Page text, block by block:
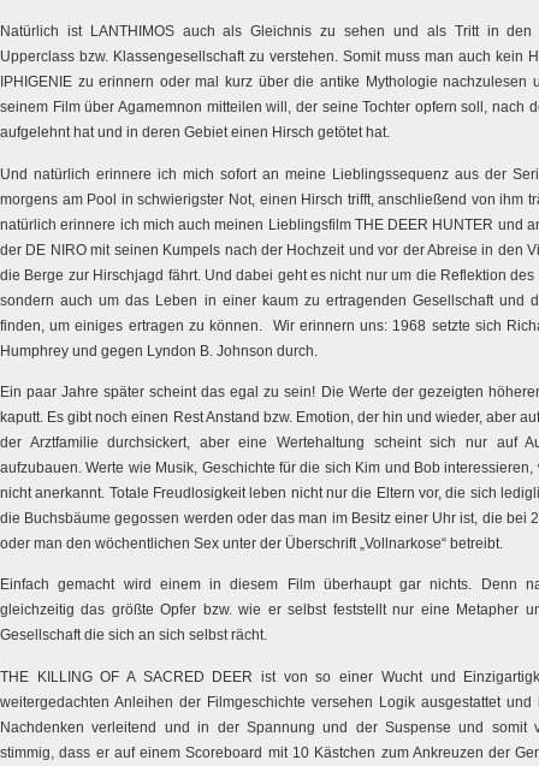
Natürlich ist LANTHIMOS auch als Gleichnis zu sehen und als Tritt in
Upperclass bzw. Klassengesellschaft zu verstehen. Somit muss man auch kein
IPHIGENIE zu erinnern oder mal kurz über die antike Mythologie
seinem Film über Agamemnon mitteilen will, der seine Tochter opfern soll, nach
aufgelehnt hat und in deren Gebiet einen Hirsch getötet hat.
Und natürlich erinnere ich mich sofort an meine Lieblingssequenz aus der
morgens am Pool in schwierigster Not, einen Hirsch trifft, anschließend von ihm
natürlich erinnere ich mich auch meinen Lieblingsfilm THE DEER HUNTER und
der DE NIRO mit seinen Kumpels nach der Hochzeit und vor der Abreise in den
die Berge zur Hirschjagd fährt. Und dabei geht es nicht nur um die Reflektion
sondern auch um das Leben in einer kaum zu ertragenden Gesellschaft und
finden, um einiges ertragen zu können. Wir erinnern uns: 1968 setzte sich
Humphrey und gegen Lyndon B. Johnson durch.
Ein paar Jahre später scheint das egal zu sein! Die Werte der gezeigten
kaputt. Es gibt noch einen Rest Anstand bzw. Emotion, der hin und wieder, aber
der Arztfamilie durchsickert, aber eine Wertehaltung scheint sich nur auf
aufzubauen. Werte wie Musik, Geschichte für die sich Kim und Bob
nicht anerkannt. Totale Freudlosigkeit leben nicht nur die Eltern vor, die sich
die Buchsbäume gegossen werden oder das man im Besitz einer Uhr ist, die bei
oder man den wöchentlichen Sex unter der Überschrift „Vollnarkose“ betreibt.
Einfach gemacht wird einem in diesem Film überhaupt gar nichts. Denn
gleichzeitig das größte Opfer bzw. wie er selbst feststellt nur eine Metapher
Gesellschaft die sich an sich selbst rächt.
THE KILLING OF A SACRED DEER ist von so einer Wucht und
weitergedachten Anleihen der Filmgeschichte versehen Logik ausgestattet
Nachdenken verleitend und in der Spannung und der Suspense und somit
stimmig, dass er auf einem Scoreboard mit 10 Kästchen zum Ankreuzen der